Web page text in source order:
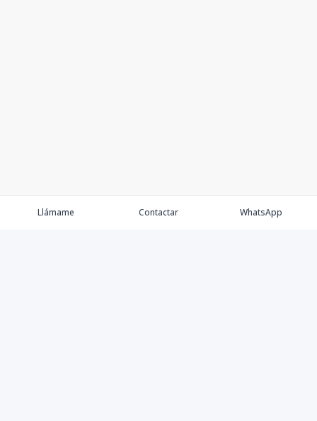
Llámame Contactar WhatsApp